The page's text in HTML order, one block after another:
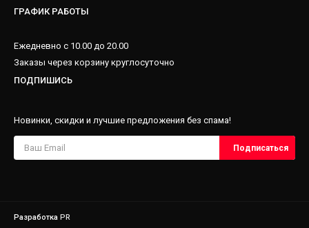
ГРАФИК РАБОТЫ
Ежедневно с 10.00 до 20.00
Заказы через корзину круглосуточно
ПОДПИШИСЬ
Новинки, скидки и лучшие предложения без спама!
Разработка PR